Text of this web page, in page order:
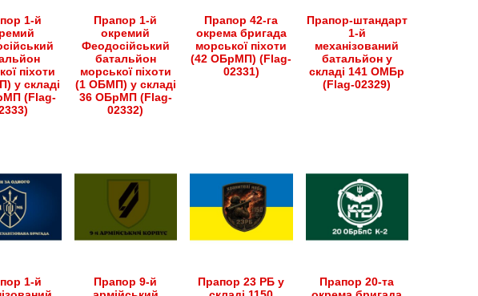
1-й
піхоти
у складі
(Flag-
Прапор 1-й
окремий
Феодосійський
батальйон
морської піхоти
(1 ОБМП) у складі
36 ОБрМП (Flag-
02332)
Прапор 42-га
окрема бригада
морської піхоти
(42 ОБрМП) (Flag-
02331)
Прапор-штандарт
1-й
механізований
батальйон у
складі 141 ОМБр
(Flag-02329)
1-й
Прапор 9-й
Прапор 23 РБ у
Прапор 20-та